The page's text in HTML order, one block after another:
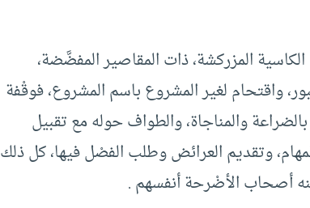
المزركشة، ذات المقاصير المفضَّضة،
واقتحام لغير المشروع باسم المشروع، فوقْفة
والمناجاة، والطواف حوله مع تقبيل
وتقديم العرائض وطلب الفصْل فيها، كل ذلك
أصحاب الأضْرحة أنفسهم .